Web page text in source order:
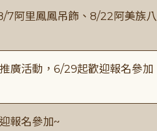
7阿里鳳鳳吊飾、8/22阿美族八
廣活動，6/29起歡迎報名參加
報名參加~